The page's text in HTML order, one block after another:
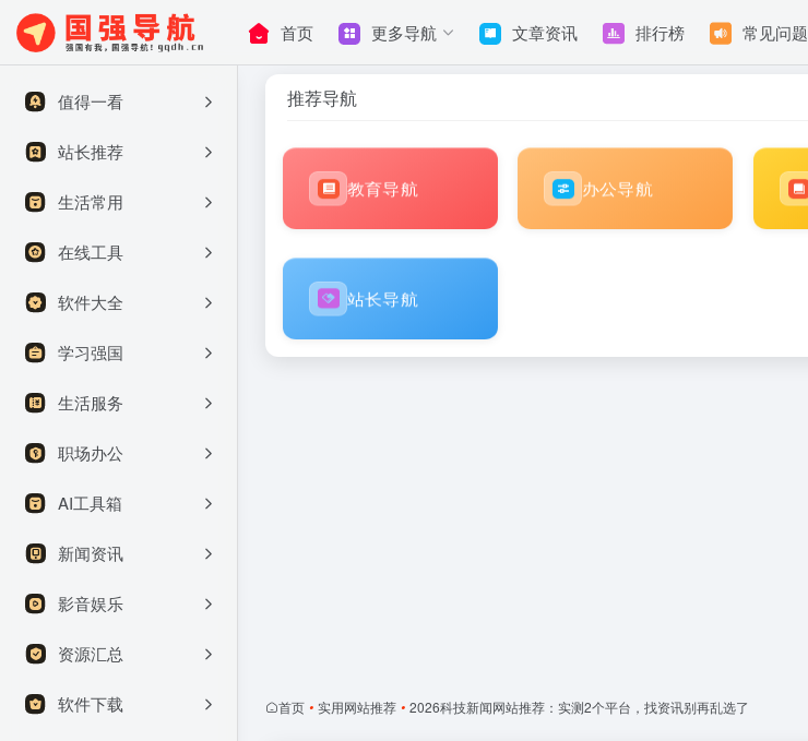
首页 更多导航 文章资讯 排行榜 常见问题
值得一看
站长推荐
生活常用
在线工具
软件大全
学习强国
生活服务
职场办公
AI工具箱
新闻资讯
影音娱乐
资源汇总
软件下载
推荐导航
教育导航 办公导航
站长导航
首页 • 实用网站推荐 • 2026科技新闻网站推荐：实测2个平台，找资讯别再乱选了